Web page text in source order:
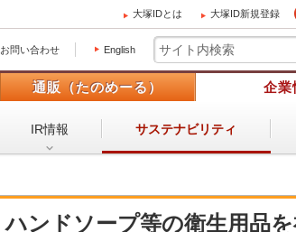
大塚IDとは 大塚ID新規登録
お問い合わせ English
通販（たのめーる） 企業
IR情報 サステナビリティ
ンドソープ等の衛生用品